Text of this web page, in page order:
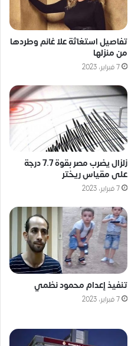
تفاصيل استغاثة علا غانم وطردها
من منزلها
7 فبراير، 2023
زلزال يضرب مصر بقوة 7.7 درجة
على مقياس ريختر
7 فبراير، 2023
تنفيذ إعدام محمود نظمي
7 فبراير، 2023